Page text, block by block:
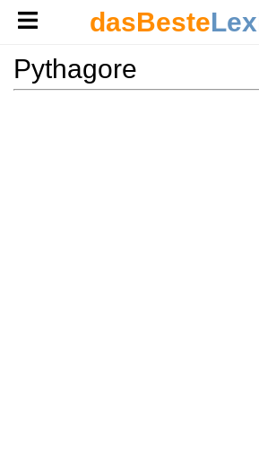
dasBeste
Pythagore